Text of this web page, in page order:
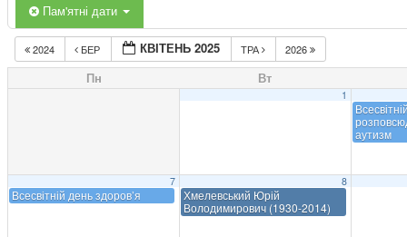
Пам'ятні дати
2024 БЕР КВІТЕНЬ 2025 ТРА 2026
Пн Вт
1
аутизм
7
Всесвітній день здоров’я
8
Хмелевський Юрій
Володимирович (1930-2014)